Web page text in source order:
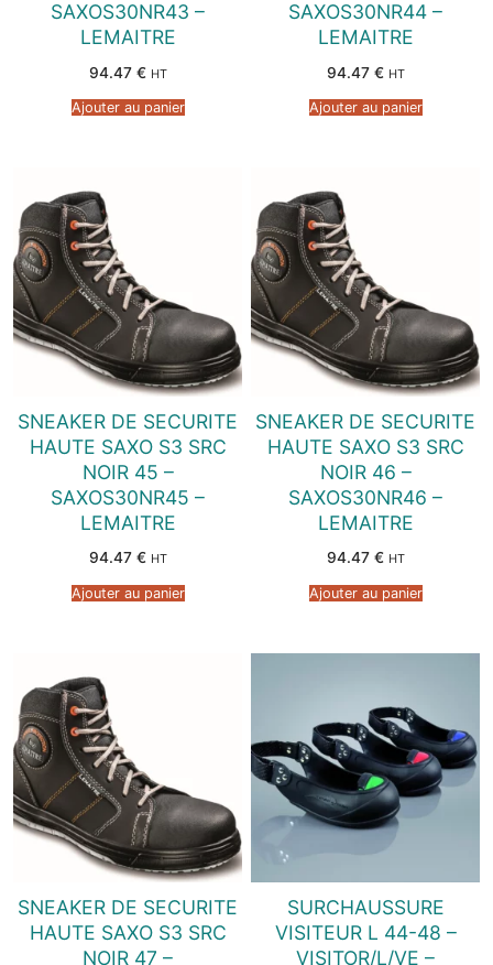
SAXOS30NR43 –
LEMAITRE
94.47 € HT
Ajouter au panier
SAXOS30NR44 –
LEMAITRE
94.47 € HT
Ajouter au panier
SNEAKER DE SECURITE
HAUTE SAXO S3 SRC
NOIR 45 –
SAXOS30NR45 –
LEMAITRE
94.47 € HT
Ajouter au panier
SNEAKER DE SECURITE
HAUTE SAXO S3 SRC
NOIR 46 –
SAXOS30NR46 –
LEMAITRE
94.47 € HT
Ajouter au panier
SNEAKER DE SECURITE
HAUTE SAXO S3 SRC
NOIR 47 –
SURCHAUSSURE
VISITEUR L 44-48 –
VISITOR/L/VE –